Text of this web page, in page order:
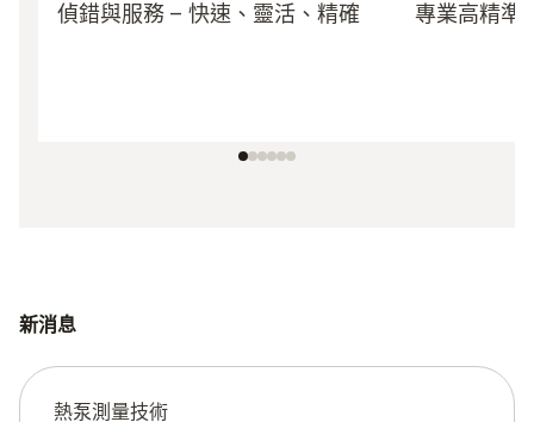
偵錯與服務 – 快速、靈活、精確 專業高精準
新消息
熱泵測量技術